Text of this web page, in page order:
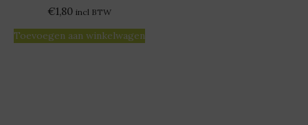
€1,80 incl BTW
Toevoegen aan winkelwagen